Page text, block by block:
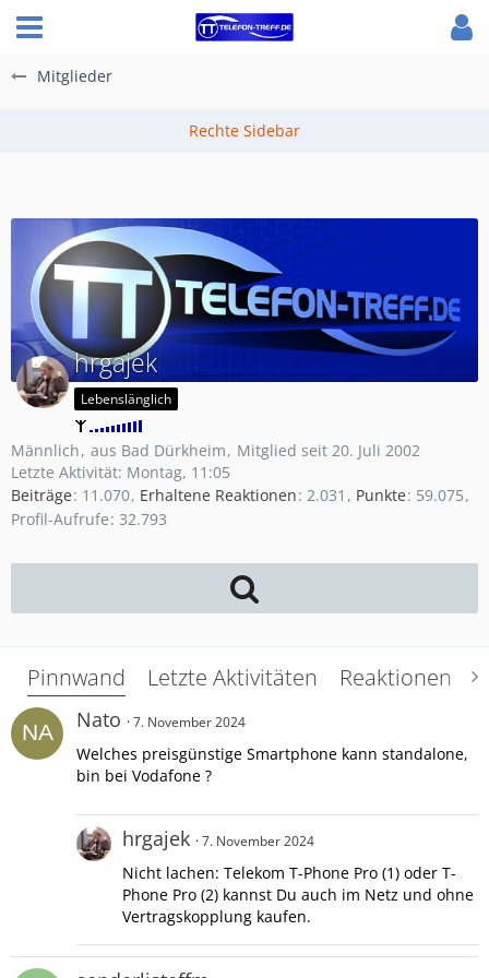
Mitglieder
hrgajek
Lebenslänglich
Männlich aus Bad Dürkheim
Mitglied seit 20. Juli 2002
Letzte Aktivität: Montag, 11:05
Beiträge 11.070 Erhaltene Reaktionen 2.031 Punkte 59.075
Profil-Aufrufe 32.793
Pinnwand Letzte Aktivitäten Reaktionen
Nato 7. November 2024
Welches preisgünstige Smartphone kann standalone,
bin bei Vodafone ?
hrgajek 7. November 2024
Nicht lachen: Telekom T-Phone Pro (1) oder T-
Phone Pro (2) kannst Du auch im Netz und ohne
Vertragskopplung kaufen.